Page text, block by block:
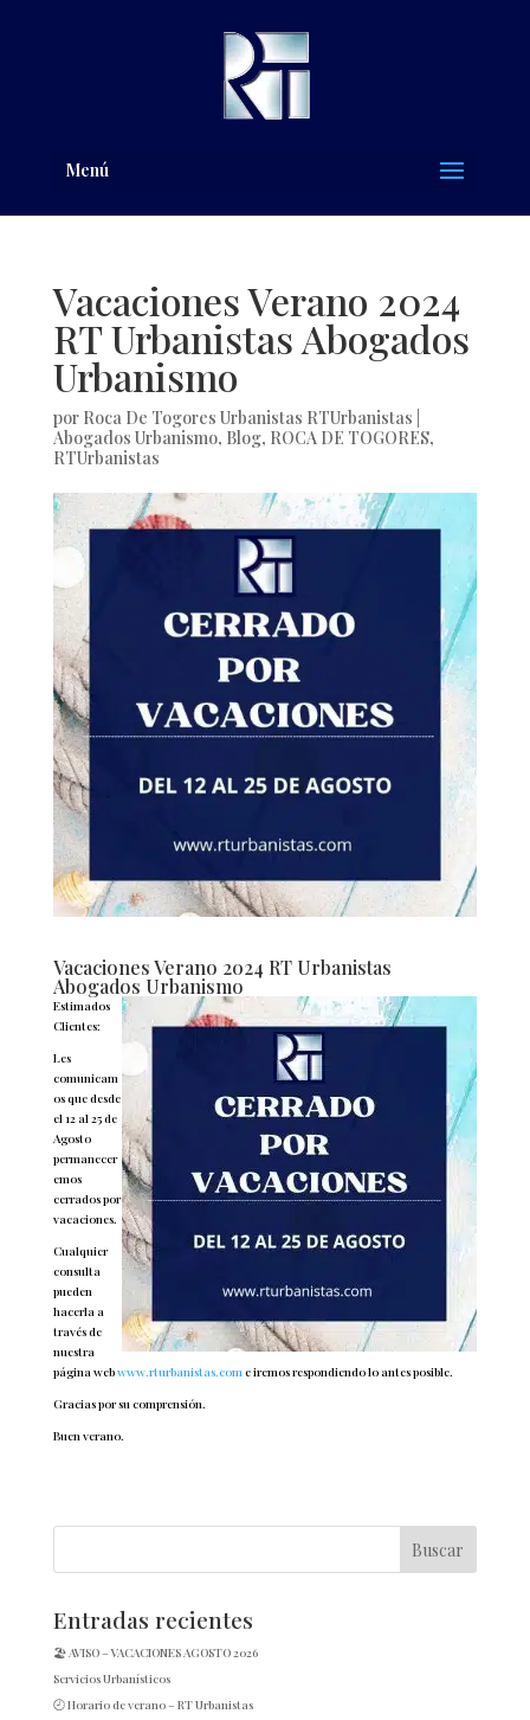
Menú
Vacaciones Verano 2024
RT Urbanistas Abogados
Urbanismo
por Roca De Togores Urbanistas RTUrbanistas
Abogados Urbanismo, Blog, ROCA DE TOGORES,
RTUrbanistas
Vacaciones Verano 2024 RT Urbanistas
Abogados Urbanismo
Estimados
Clientes:
Les
comunicam
os que desde
el 12 al 25 de
Agosto
permanecer
emos
cerrados por
vacaciones.
Cualquier
consulta
pueden
hacerla a
través de
nuestra
página webwww.rturbanistas.come iremos respondiendo lo antes posible.
Gracias por su comprensión.
Buen verano.
Entradas recientes
🏖️ AVISO – VACACIONES AGOSTO 2026
Servicios Urbanísticos
🕘 Horario de verano – RT Urbanistas